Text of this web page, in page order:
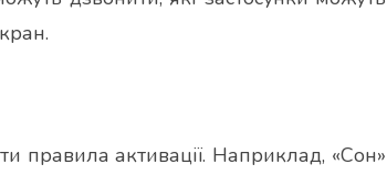
правила активації. Наприклад, «Сон»